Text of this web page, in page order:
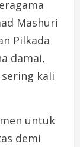
Mashuri
Pilkada
damai,
kali
untuk
demi